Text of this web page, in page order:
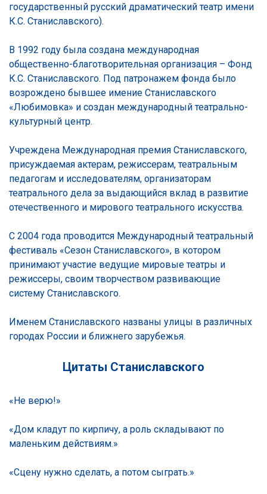
государственный русский драматический театр имени
К.С. Станиславского).
В 1992 году была создана международная
общественно-благотворительная организация – Фонд
К.С. Станиславского. Под патронажем фонда было
возрождено бывшее имение Станиславского
«Любимовка» и создан международный театрально-
культурный центр.
Учреждена Международная премия Станиславского,
присуждаемая актерам, режиссерам, театральным
педагогам и исследователям, организаторам
театрального дела за выдающийся вклад в развитие
отечественного и мирового театрального искусства.
С 2004 года проводится Международный театральный
фестиваль «Сезон Станиславского», в котором
принимают участие ведущие мировые театры и
режиссеры, своим творчеством развивающие
систему Станиславского.
Именем Станиславского названы улицы в различных
городах России и ближнего зарубежья.
Цитаты Станиславского
«Не верю!»
«Дом кладут по кирпичу, а роль складывают по
маленьким действиям.»
«Сцену нужно сделать, а потом сыграть.»